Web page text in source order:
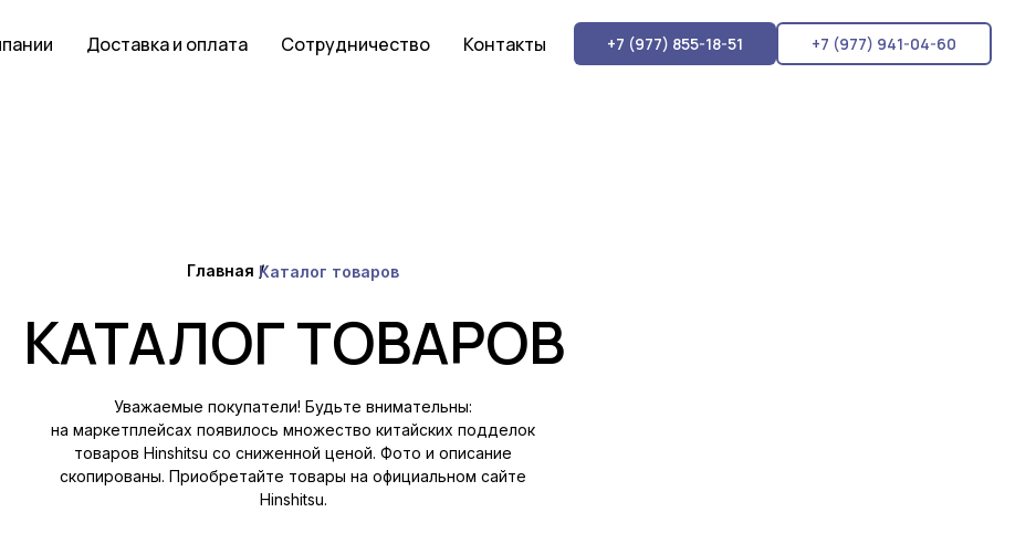
Доставка и оплата Сотрудничество Контакты +7 (977) 855-18-51 +7 (977) 941-04-60
КАТАЛОГ ТОВАРОВ
Уважаемые покупатели! Будьте внимательны:
на маркетплейсах появилось множество китайских подделок
товаров Hinshitsu со сниженной ценой. Фото и описание
скопированы. Приобретайте товары на официальном сайте
Hinshitsu.
Главная /Каталог товаров